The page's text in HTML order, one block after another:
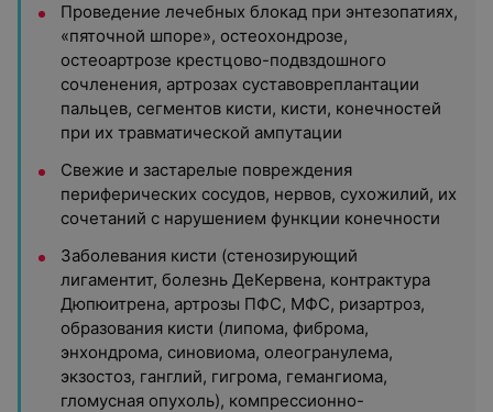
Проведение лечебных блокад при энтезопатиях,
«пяточной шпоре», остеохондрозе,
остеоартрозе крестцово-подвздошного
сочленения, артрозах суставовреплантации
пальцев, сегментов кисти, кисти, конечностей
при их травматической ампутации
Свежие и застарелые повреждения
периферических сосудов, нервов, сухожилий, их
сочетаний с нарушением функции конечности
Заболевания кисти (стенозирующий
лигаментит, болезнь ДеКервена, контрактура
Дюпюитрена, артрозы ПФС, МФС, ризартроз,
образования кисти (липома, фиброма,
энхондрома, синовиома, олеогранулема,
экзостоз, ганглий, гигрома, гемангиома,
гломусная опухоль), компрессионно-